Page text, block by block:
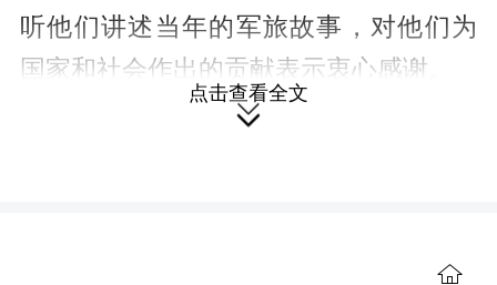
听他们讲述当年的军旅故事，对他们为
国家和社会作出的贡献表示衷心感谢。
“您在部队时保家卫国，回到地方后
点击查看全文
